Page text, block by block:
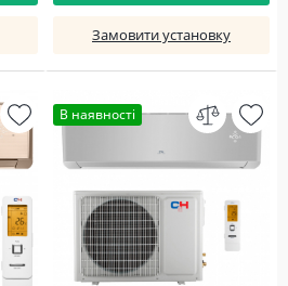
Замовити установку
В наявності